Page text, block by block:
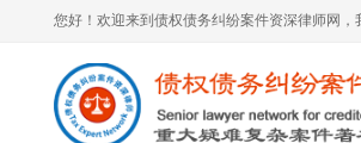
您好！欢迎来到债权债务纠纷案件资深律师网